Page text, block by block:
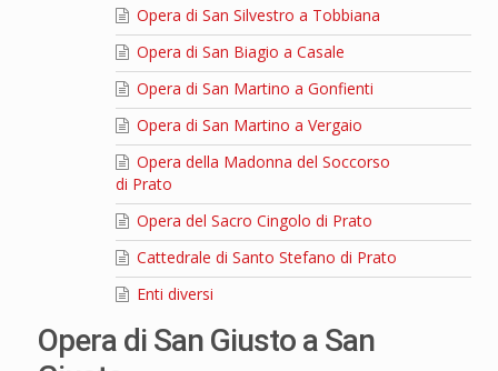
Opera di San Silvestro a Tobbiana
Opera di San Biagio a Casale
Opera di San Martino a Gonfienti
Opera di San Martino a Vergaio
Opera della Madonna del Soccorso
di Prato
Opera del Sacro Cingolo di Prato
Cattedrale di Santo Stefano di Prato
Enti diversi
Opera di San Giusto a San